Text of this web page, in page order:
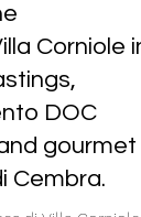
Corniole in
DOC
gourmet